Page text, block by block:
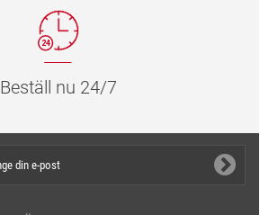
Beställ nu 24/7